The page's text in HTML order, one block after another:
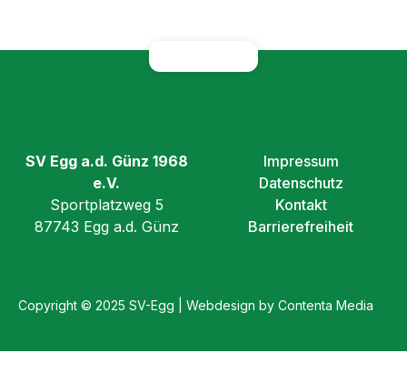
SV Egg a.d. Günz 1968
e.V.
Sportplatzweg 5
87743 Egg a.d. Günz
Impressum
Datenschutz
Kontakt
Barrierefreiheit
Copyright © 2025 SV-Egg | Webdesign by Contenta Media